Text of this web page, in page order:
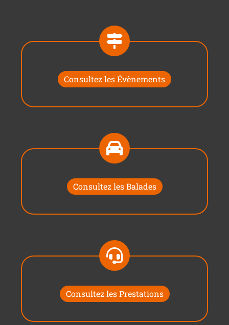
Consultez les Évènements
Consultez les Balades
Consultez les Prestations